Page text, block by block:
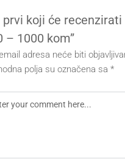
prvi koji će recenzirati
– 1000 kom”
adresa neće biti
polja su označena sa *